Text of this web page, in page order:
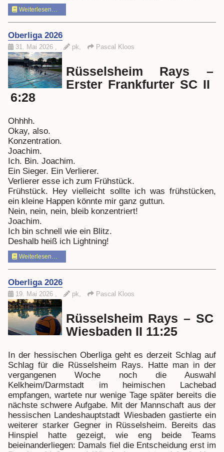
Weiterlesen…
Oberliga 2026
31. Mai 2026 , pk, Pascal Kloos
Rüsselsheim Rays –
Erster Frankfurter SC II
6:28
Ohhhh.
Okay, also.
Konzentration.
Joachim.
Ich. Bin. Joachim.
Ein Sieger. Ein Verlierer.
Verlierer esse ich zum Frühstück.
Frühstück. Hey vielleicht sollte ich was frühstücken,
ein kleine Happen könnte mir ganz guttun.
Nein, nein, nein, bleib konzentriert!
Joachim.
Ich bin schnell wie ein Blitz.
Deshalb heiß ich Lightning!
Weiterlesen…
Oberliga 2026
19. Mai 2026 , pk, Pascal Kloos
Rüsselsheim Rays – SC
Wiesbaden II 11:25
In der hessischen Oberliga geht es derzeit Schlag auf
Schlag für die Rüsselsheim Rays. Hatte man in der
vergangenen Woche noch die Auswahl
Kelkheim/Darmstadt im heimischen Lachebad
empfangen, wartete nur wenige Tage später bereits die
nächste schwere Aufgabe. Mit der Mannschaft aus der
hessischen Landeshauptstadt Wiesbaden gastierte ein
weiterer starker Gegner in Rüsselsheim. Bereits das
Hinspiel hatte gezeigt, wie eng beide Teams
beieinanderliegen: Damals fiel die Entscheidung erst im